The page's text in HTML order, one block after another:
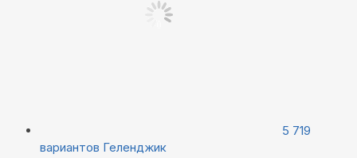
5 719
вариантов Геленджик